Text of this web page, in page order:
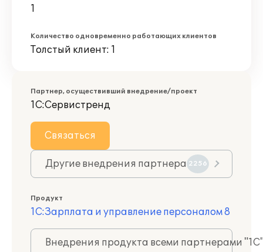
1
Количество одновременно работающих клиентов
Толстый клиент: 1
Партнер, осуществивший внедрение/проект
1С:Сервистренд
Связаться
Другие внедрения партнера 2256
Продукт
1С:Зарплата и управление персоналом 8
Внедрения продукта всеми партнерами